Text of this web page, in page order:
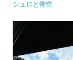
シュロと青空